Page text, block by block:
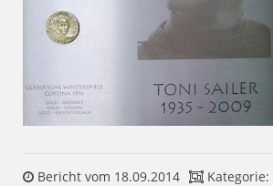
Bericht vom 18.09.2014 Kategorie: